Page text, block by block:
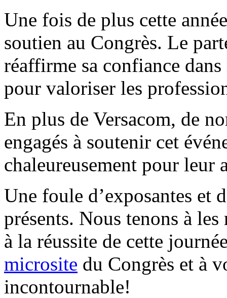
Une fois de plus cette
soutien au Congrès. Le
réaffirme sa confiance
pour valoriser les
En plus de Versacom, de
engagés à soutenir cet
chaleureusement pour leur
Une foule d’exposantes et
présents. Nous tenons à
à la réussite de cette
microsite du Congrès et à
incontournable!